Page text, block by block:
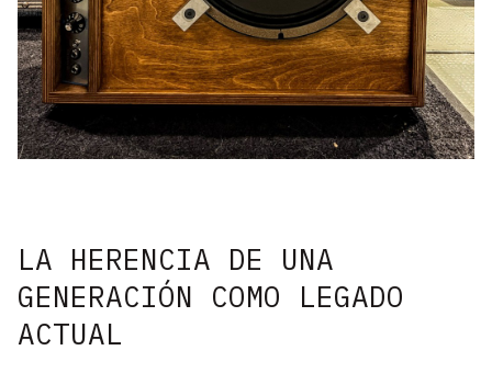
LA HERENCIA DE UNA
GENERACIÓN COMO LEGADO
ACTUAL